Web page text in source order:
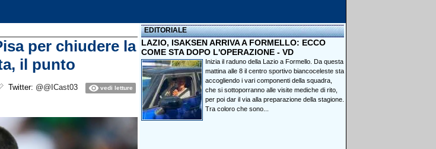
per chiudere la
il punto
Twitter: @@ICast03 vedi letture
EDITORIALE
LAZIO, ISAKSEN ARRIVA A FORMELLO: ECCO
COME STA DOPO L'OPERAZIONE - VD
Inizia il raduno della Lazio a Formello. Da questa
mattina alle 8 il centro sportivo biancoceleste sta
accogliendo i vari componenti della squadra,
che si sottoporranno alle visite mediche di rito,
per poi dar il via alla preparazione della stagione.
Tra coloro che sono...